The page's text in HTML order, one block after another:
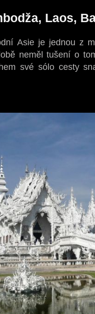
Laos,
Asie je jednou z
neměl tušení o
své sólo cesty